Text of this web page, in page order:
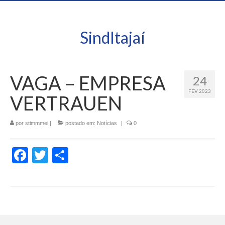
SindItajaí
24
FEV 2023
VAGA – EMPRESA
VERTRAUEN
por stimmmei | postado em: Notícias | 0
Facebook
Twitter